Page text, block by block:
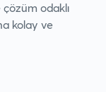
çözüm odaklı
kolay ve